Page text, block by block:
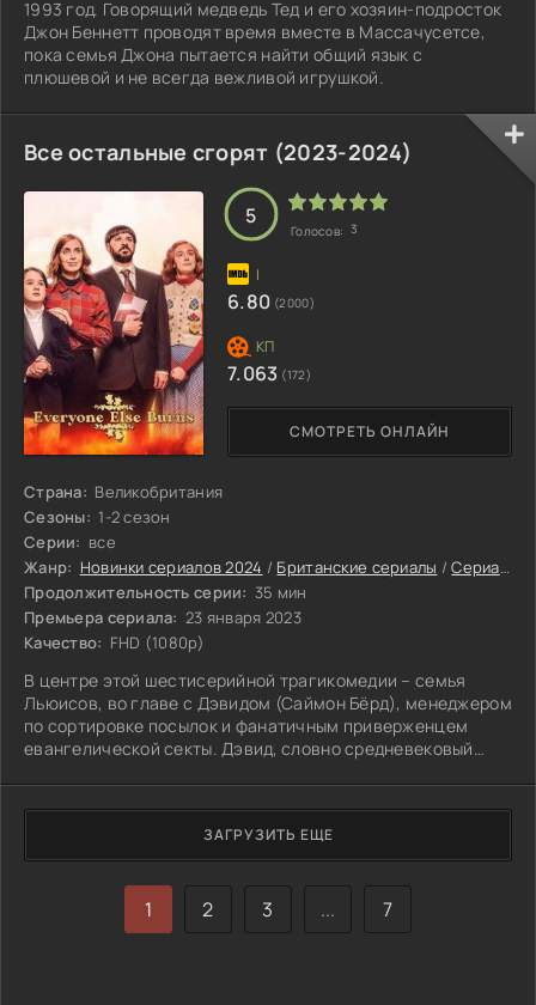
1993 год. Говорящий медведь Тед и его хозяин-подросток
Джон Беннетт проводят время вместе в Массачусетсе,
пока семья Джона пытается найти общий язык с
плюшевой и не всегда вежливой игрушкой.
Все остальные сгорят (2023-2024)
Страна: Великобритания
Сезоны: 1-2 сезон
Серии: все
Жанр: Новинки сериалов 2024 / Британские сериалы /Сериалы 2024
Продолжительность серии: 35 мин
Премьера сериала: 23 января 2023
Качество: FHD (1080p)
В центре этой шестисерийной трагикомедии – семья
Льюисов, во главе с Дэвидом (Саймон Бёрд), менеджером
по сортировке посылок и фанатичным приверженцем
евангелической секты. Дэвид, словно средневековый
странные правила: никакой кока-колы, никаких мобильных
телефонов. Он – деспотичный патриарх, одержимый
мечтой о звании церковного старейшины и
неотвратимости Судного дня, именуемого "Орденом
Божественного Жезла". Его многострадальная жена
СМОТРЕТЬ ОНЛАЙН
5
Голосов: 3
6.80 (2000)
7.063 (172)
ЗАГРУЗИТЬ ЕЩЕ
1 2 3 ... 7